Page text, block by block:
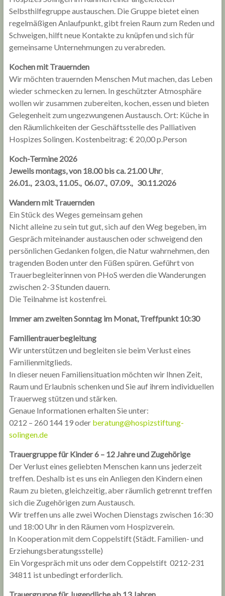
Selbsthilfegruppe austauschen. Die Gruppe bietet einen
regelmäßigen Anlaufpunkt, gibt freien Raum zum Reden und
Schweigen, hilft neue Kontakte zu knüpfen und sich für
gemeinsame Unternehmungen zu verabreden.
Kochen mit Trauernden
Wir möchten trauernden Menschen Mut machen, das Leben
wieder schmecken zu lernen. In geschützter Atmosphäre
wollen wir zusammen zubereiten, kochen, essen und bieten
Gelegenheit zum ungezwungenen Austausch. Ort: Küche in
den Räumlichkeiten der Geschäftsstelle des Palliativen
Hospizes Solingen. Kostenbeitrag: € 20,00 p.Person
Koch-Termine 2026
Jeweils montags, von 18.00 bis ca. 21.00 Uhr,
26.01., 23.03., 11.05., 06.07., 07.09., 30.11.2026
Wandern mit Trauernden
Ein Stück des Weges gemeinsam gehen
Nicht alleine zu sein tut gut, sich auf den Weg begeben, im
Gespräch miteinander austauschen oder schweigend den
persönlichen Gedanken folgen, die Natur wahrnehmen, den
tragenden Boden unter den Füßen spüren. Geführt von
Trauerbegleiterinnen von PHoS werden die Wanderungen
zwischen 2-3 Stunden dauern.
Die Teilnahme ist kostenfrei.
Immer am zweiten Sonntag im Monat, Treffpunkt 10:30
Familientrauerbegleitung
Wir unterstützen und begleiten sie beim Verlust eines
Familienmitglieds.
In dieser neuen Familiensituation möchten wir Ihnen Zeit,
Raum und Erlaubnis schenken und Sie auf ihrem individuellen
Trauerweg stützen und stärken.
Genaue Informationen erhalten Sie unter:
0212 – 260 144 19 oder beratung@hospizstiftung-
solingen.de
Trauergruppe für Kinder 6 – 12 Jahre und Zugehörige
Der Verlust eines geliebten Menschen kann uns jederzeit
treffen. Deshalb ist es uns ein Anliegen den Kindern einen
Raum zu bieten, gleichzeitig, aber räumlich getrennt treffen
sich die Zugehörigen zum Austausch.
Wir treffen uns alle zwei Wochen Dienstags zwischen 16:30
und 18:00 Uhr in den Räumen vom Hospizverein.
In Kooperation mit dem Coppelstift (Städt. Familien- und
Erziehungsberatungsstelle)
Ein Vorgespräch mit uns oder dem Coppelstift 0212-231
34811 ist unbedingt erforderlich.
Trauergruppe für Jugendliche ab 13 Jahren